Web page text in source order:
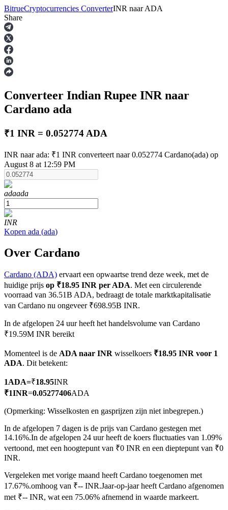
Termijncontracten
USDT-futures
Futures met USDT als onderpand
COIN-M-futures
Cryptocurrency-futures
TradFi
USDC-futures
BitrueCryptocurrencies ConverterINR naar ADA
Share
Converteer Indian Rupee INR naar
Cardano ada
₹1 INR = 0.052774 ADA
INR naar ada: ₹1 INR converteert naar 0.052774 Cardano(ada) op
August 8 at 12:59 PM
adaada
INR
Kopen ada (ada)
Over Cardano
Cardano (ADA) ervaart een opwaartse trend deze week, met de
huidige prijs op ₹18.95 INR per ADA. Met een circulerende
voorraad van 36.51B ADA, bedraagt de totale marktkapitalisatie
van Cardano nu ongeveer ₹698.95B INR.
In de afgelopen 24 uur heeft het handelsvolume van Cardano
₹19.59M INR bereikt
Momenteel is de ADA naar INR wisselkoers ₹18.95 INR voor 1
ADA. Dit betekent:
1ADA=₹18.95INR
₹1INR=0.05277406ADA
(Opmerking: Wisselkosten en gasprijzen zijn niet inbegrepen.)
In de afgelopen 7 dagen is de prijs van Cardano gestegen met
14.16%.In de afgelopen 24 uur heeft de koers fluctuaties van 1.09%
vertoond, met een hoogtepunt van ₹0 INR en een dieptepunt van ₹0
INR.
Vergeleken met vorige maand heeft Cardano toegenomen met
17.67%.omhoog van ₹-- INR.Jaar-op-jaar heeft Cardano afgenomen
met ₹-- INR, wat een 75.06% afnemend in waarde markeert.